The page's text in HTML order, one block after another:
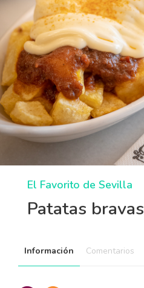
El Favorito de Sevilla
Patatas bravas
Información Comentarios